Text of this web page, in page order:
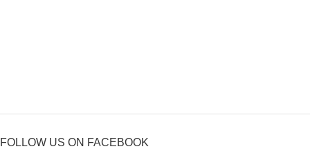
FOLLOW US ON FACEBOOK